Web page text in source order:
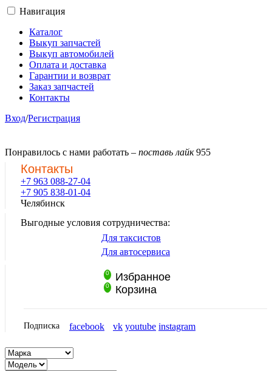
Навигация
Каталог
Выкуп запчастей
Выкуп автомобилей
Оплата и доставка
Гарантии и возврат
Заказ запчастей
Контакты
Вход/Регистрация
Понравилось с нами работать – поставь лайк 955
Контакты
+7 963 088-27-04
+7 905 838-01-04
Челябинск
Выгодные условия сотрудничества:
Для таксистов
Для автосервиса
0 Избранное
0 Корзина
Подписка facebook vk youtube instagram